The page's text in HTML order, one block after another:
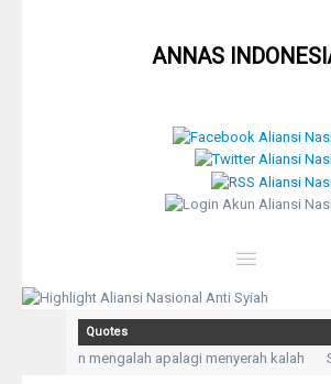
ANNAS
Close
Home
Quotes
bukan mengalah apalagi menyerah kalah